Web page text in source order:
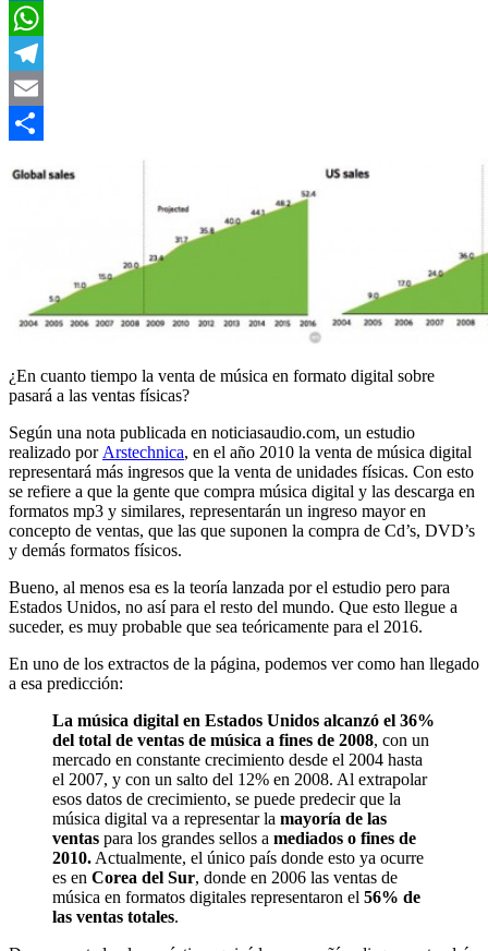
LinkedIn
WhatsApp
Telegram
Email
¿En cuanto tiempo la venta de música en formato digital sobre
pasará a las ventas físicas?
Según una nota publicada en noticiasaudio.com, un estudio
realizado por Arstechnica, en el año 2010 la venta de música digital
representará más ingresos que la venta de unidades físicas. Con esto
se refiere a que la gente que compra música digital y las descarga en
formatos mp3 y similares, representarán un ingreso mayor en
concepto de ventas, que las que suponen la compra de Cd’s, DVD’s
y demás formatos físicos.
Bueno, al menos esa es la teoría lanzada por el estudio pero para
Estados Unidos, no así para el resto del mundo. Que esto llegue a
suceder, es muy probable que sea teóricamente para el 2016.
En uno de los extractos de la página, podemos ver como han llegado
a esa predicción:
La música digital en Estados Unidos alcanzó el 36%
del total de ventas de música a fines de 2008, con un
mercado en constante crecimiento desde el 2004 hasta
el 2007, y con un salto del 12% en 2008. Al extrapolar
esos datos de crecimiento, se puede predecir que la
música digital va a representar la mayoría de las
ventas para los grandes sellos a mediados o fines de
2010. Actualmente, el único país donde esto ya ocurre
es en Corea del Sur, donde en 2006 las ventas de
música en formatos digitales representaron el 56% de
las ventas totales.